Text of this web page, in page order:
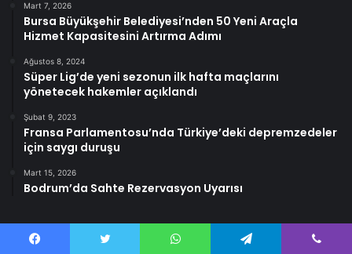
Mart 7, 2026
Bursa Büyükşehir Belediyesi’nden 50 Yeni Araçla
Hizmet Kapasitesini Artırma Adımı
Ağustos 8, 2024
Süper Lig’de yeni sezonun ilk hafta maçlarını
yönetecek hakemler açıklandı
Şubat 9, 2023
Fransa Parlamentosu’nda Türkiye’deki depremzedeler
için saygı duruşu
Mart 15, 2026
Bodrum’da Sahte Rezervasyon Uyarısı